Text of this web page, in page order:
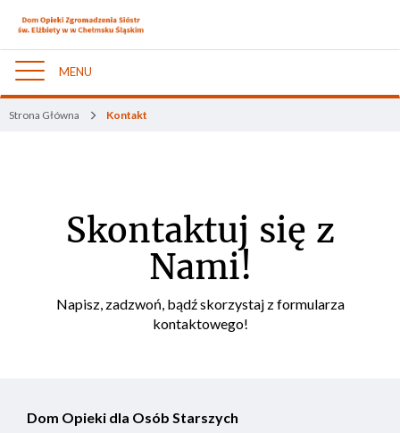
Nawigacja
MENU
Strona Główna Kontakt
Skontaktuj się z
Nami!
Napisz, zadzwoń, bądź skorzystaj z formularza
kontaktowego!
Dom Opieki dla Osób Starszych